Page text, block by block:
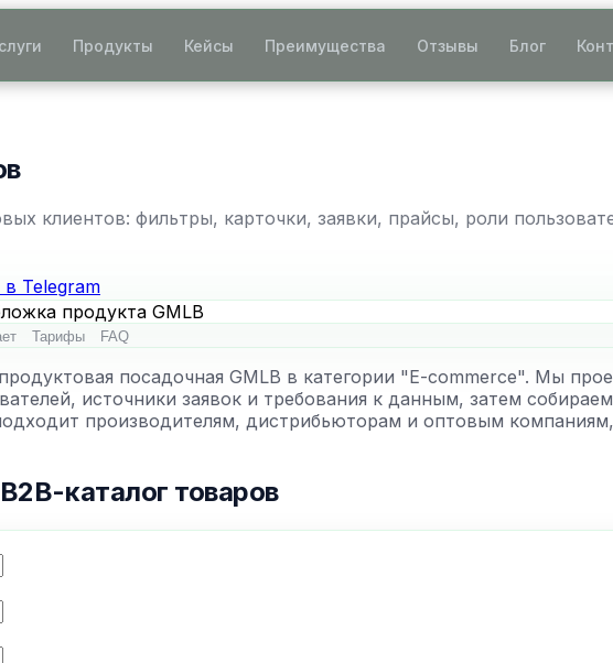
Продукты Кейсы Преимущества Отзывы Блог
клиентов: фильтры, карточки, заявки, прайсы, роли
Telegram
Тарифы FAQ
посадочная GMLB в категории "E-commerce". Мы
источники заявок и требования к данным, затем
производителям, дистрибьюторам и оптовым
B2B-каталог товаров